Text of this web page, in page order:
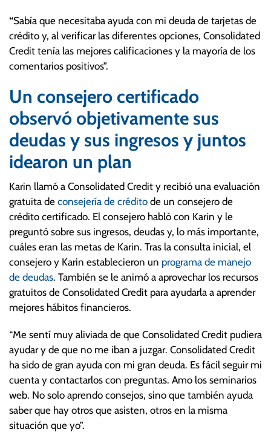
“Sabía que necesitaba ayuda con mi deuda de tarjetas de
crédito y, al verificar las diferentes opciones, Consolidated
Credit tenía las mejores calificaciones y la mayoría de los
comentarios positivos”.
Un consejero certificado
observó objetivamente sus
deudas y sus ingresos y juntos
idearon un plan
Karin llamó a Consolidated Credit y recibió una evaluación
gratuita de consejería de crédito de un consejero de
crédito certificado. El consejero habló con Karin y le
preguntó sobre sus ingresos, deudas y, lo más importante,
cuáles eran las metas de Karin. Tras la consulta inicial, el
consejero y Karin establecieron un programa de manejo
de deudas. También se le animó a aprovechar los recursos
gratuitos de Consolidated Credit para ayudarla a aprender
mejores hábitos financieros.
“Me sentí muy aliviada de que Consolidated Credit pudiera
ayudar y de que no me iban a juzgar. Consolidated Credit
ha sido de gran ayuda con mi gran deuda. Es fácil seguir mi
cuenta y contactarlos con preguntas. Amo los seminarios
web. No solo aprendo consejos, sino que también ayuda
saber que hay otros que asisten, otros en la misma
situación que yo”.